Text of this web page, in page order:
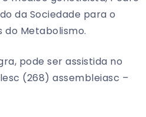
da Sociedade para o
do Metabolismo.
pode ser assistida no
(268) assembleiasc –